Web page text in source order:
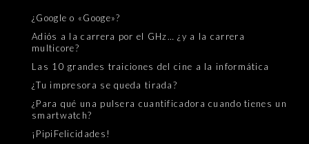
¿Google o «Googe»?
Adiós a la carrera por el GHz… ¿y a la carrera
multicore?
Las 10 grandes traiciones del cine a la informática
¿Tu impresora se queda tirada?
¿Para qué una pulsera cuantificadora cuando tienes un
smartwatch?
¡PipiFelicidades!